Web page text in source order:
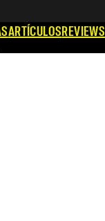
ARTÍCULOSREVIEWS